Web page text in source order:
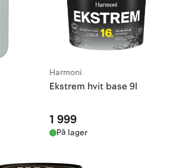
Harmoni
Ekstrem hvit base 9l
1 999
På lager